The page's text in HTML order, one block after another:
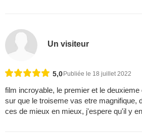
Un visiteur
5,0 Publiée le 18 juillet 2022
film incroyable, le premier et le deuxieme
sur que le troiseme vas etre magnifique,
ces de mieux en mieux, j'espere qu'il y